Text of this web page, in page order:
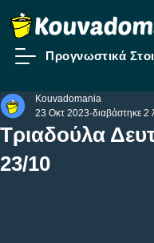
Προγνωστικά
Τριαδούλα
23/10
Kouvadomania
23 Οκτ 2023 διαβάστηκε 2